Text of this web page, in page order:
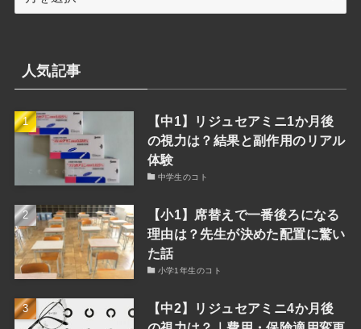
別
人気記事
【中1】リジュセアミニ1か月後
の視力は？結果と副作用のリアル
体験
中学生のコト
【小1】席替えで一番後ろになる
理由は？先生が決めた配置に驚い
た話
小学1年生のコト
【中2】リジュセアミニ4か月後